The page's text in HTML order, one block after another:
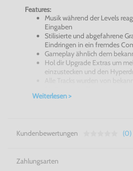
Features:
Musik während der Levels
Eingaben
Stilisierte und abgefahrene
Eindringen in ein fremdes
Gameplay ähnlich dem
Hol dir Upgrade Extras um
einzustecken und den
Weiterlesen >
Kundenbewertungen (0)
Zahlungsarten